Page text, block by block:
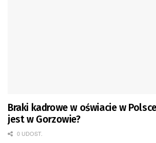
Braki kadrowe w oświacie w
jest w Gorzowie?
0 UDOST.